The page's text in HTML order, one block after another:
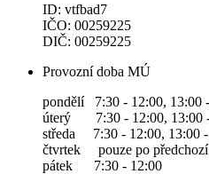
ID: vtfbad7
IČO: 00259225
DIČ: 00259225
Provozní doba MÚ
pondělí 7:30 - 12:00, 13:00
úterý 7:30 - 12:00, 13:00
středa 7:30 - 12:00, 13:00 -
čtvrtek pouze po předchozí
pátek 7:30 - 12:00